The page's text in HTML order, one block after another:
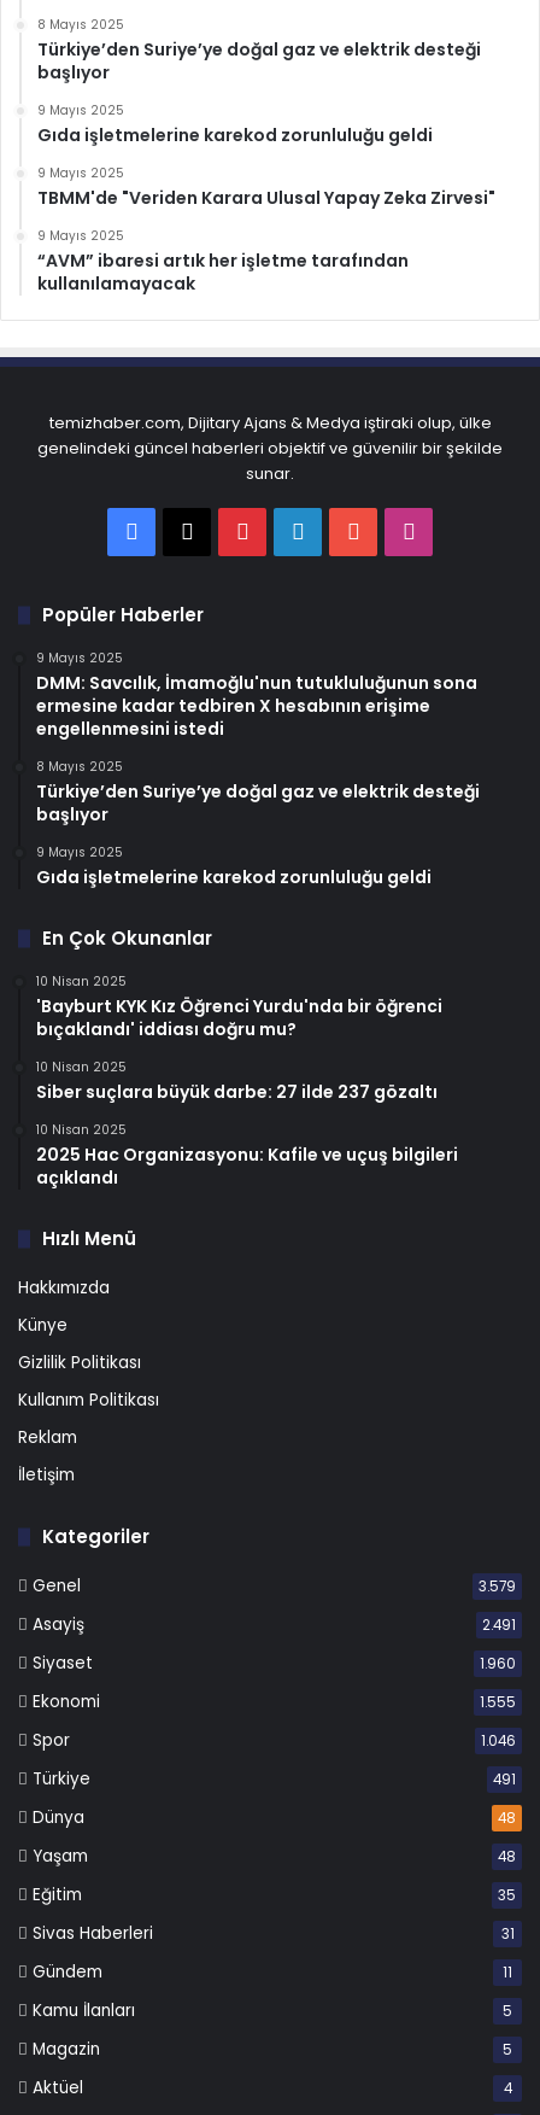
8 Mayıs 2025
Türkiye’den Suriye’ye doğal gaz ve elektrik desteği
başlıyor
9 Mayıs 2025
Gıda işletmelerine karekod zorunluluğu geldi
9 Mayıs 2025
TBMM'de "Veriden Karara Ulusal Yapay Zeka Zirvesi"
9 Mayıs 2025
“AVM” ibaresi artık her işletme tarafından
kullanılamayacak
temizhaber.com, Dijitary Ajans & Medya iştiraki olup, ülke
genelindeki güncel haberleri objektif ve güvenilir bir şekilde
sunar.
Facebook
X PinterestLinkedInYouTube
Popüler Haberler
9 Mayıs 2025
DMM: Savcılık, İmamoğlu'nun tutukluluğunun sona
ermesine kadar tedbiren X hesabının erişime
engellenmesini istedi
8 Mayıs 2025
Türkiye’den Suriye’ye doğal gaz ve elektrik desteği
başlıyor
9 Mayıs 2025
Gıda işletmelerine karekod zorunluluğu geldi
En Çok Okunanlar
10 Nisan 2025
'Bayburt KYK Kız Öğrenci Yurdu'nda bir öğrenci
bıçaklandı' iddiası doğru mu?
10 Nisan 2025
Siber suçlara büyük darbe: 27 ilde 237 gözaltı
10 Nisan 2025
2025 Hac Organizasyonu: Kafile ve uçuş bilgileri
açıklandı
Hızlı Menü
Hakkımızda
Künye
Gizlilik Politikası
Kullanım Politikası
Reklam
İletişim
Kategoriler
Genel 3.579
Asayiş 2.491
Siyaset 1.960
Ekonomi 1.555
Spor 1.046
Türkiye 491
Dünya 48
Yaşam 48
Eğitim 35
Sivas Haberleri 31
Gündem 11
Kamu İlanları 5
Magazin 5
Aktüel 4